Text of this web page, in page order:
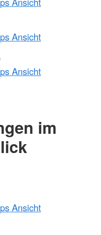
Ansicht
Ansicht
im
Ansicht